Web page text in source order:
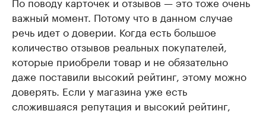
важный момент. Потому что в данном случае
речь идет о доверии. Когда есть большое
количество отзывов реальных покупателей,
которые приобрели товар и не обязательно
даже поставили высокий рейтинг, этому можно
доверять. Если у магазина уже есть
сложившаяся репутация и высокий рейтинг,